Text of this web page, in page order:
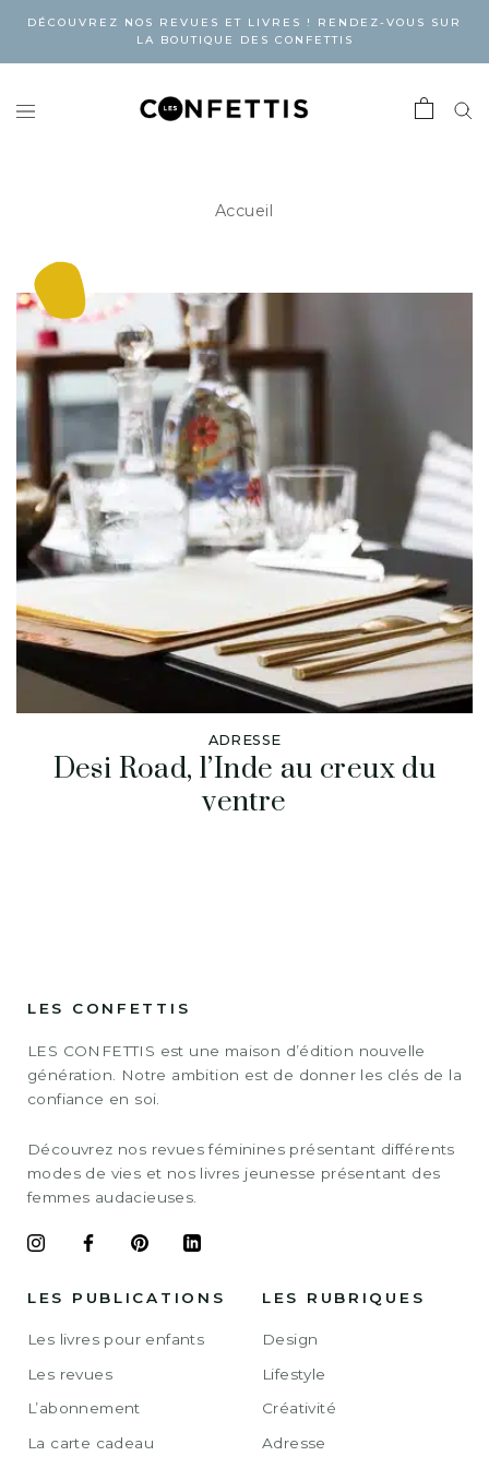
DÉCOUVREZ NOS REVUES ET LIVRES ! RENDEZ-VOUS SUR
LA BOUTIQUE DES CONFETTIS
Accueil
ADRESSE
Desi Road, l’Inde au creux du
ventre
LES CONFETTIS
LES CONFETTIS est une maison d’édition nouvelle
génération. Notre ambition est de donner les clés de la
confiance en soi.
Découvrez nos revues féminines présentant différents
modes de vies et nos livres jeunesse présentant des
femmes audacieuses.
LES PUBLICATIONS
Les livres pour enfants
Les revues
L’abonnement
La carte cadeau
LES RUBRIQUES
Design
Lifestyle
Créativité
Adresse